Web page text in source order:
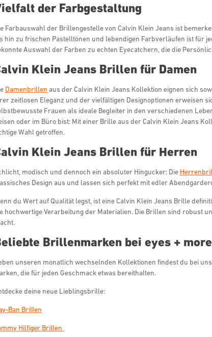
der Farbgestaltung
Farbauswahl der Brillengestelle von Calvin Klein Jeans ist
hin zu frischen Pastelltönen und lebendigen Farbverläufen ist für
Auswahl der Farben zu echten Eyecatchern, die die
Klein Jeans Brillen für Damen
Damenbrillen aus der Calvin Klein Jeans Kollektion eignen sich
zeitlosen Eleganz und der vielfältigen Designoptionen erweisen
Frauen als ideale Begleiter in den verschiedenen
oder im Büro bist: Mit einer Brille aus der Calvin Klein Jeans
Wahl getroffen.
Klein Jeans Brillen für Herren
modisch und dennoch ein absoluter Hingucker: Die
Design aus und lassen sich perfekt mit edler
du Wert auf Qualität legst, ist eine Calvin Klein Jeans Brille
hochwertige Verarbeitung der Materialien. Die Brillen sind robust
Brillenmarken bei eyes + more
unseren monatlich wechselnden Kollektionen findest du bei
die für jeden Geschmack etwas bereithalten.
deine neue Lieblingsbrille:
Ban Brillen
Hilfiger Brillen